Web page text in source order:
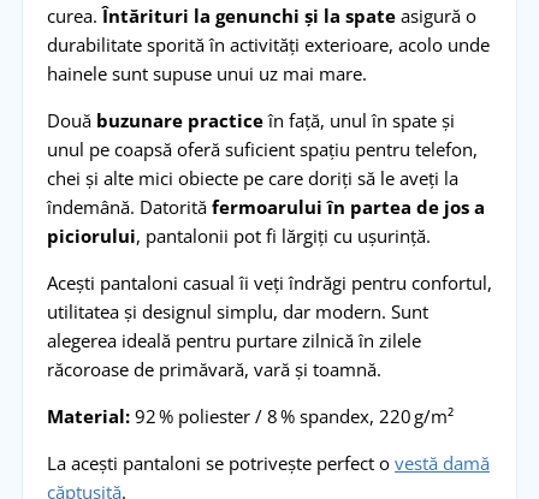
curea.Întărituri la genunchi și la spateasigură o
durabilitate sporită în activități exterioare, acolo unde
hainele sunt supuse unui uz mai mare.
Două buzunare practiceîn față, unul în spate și
unul pe coapsă oferă suficient spațiu pentru telefon,
chei și alte mici obiecte pe care doriți să le aveți la
îndemână. Datorită fermoarului în partea de jos a
piciorului, pantalonii pot fi lărgiți cu ușurință.
Acești pantaloni casual îi veți îndrăgi pentru confortul,
utilitatea și designul simplu, dar modern. Sunt
alegerea ideală pentru purtare zilnică în zilele
răcoroase de primăvară, vară și toamnă.
Material:92 % poliester / 8 % spandex, 220 g/m²
La acești pantaloni se potrivește perfect o vestă damă
căptușită.